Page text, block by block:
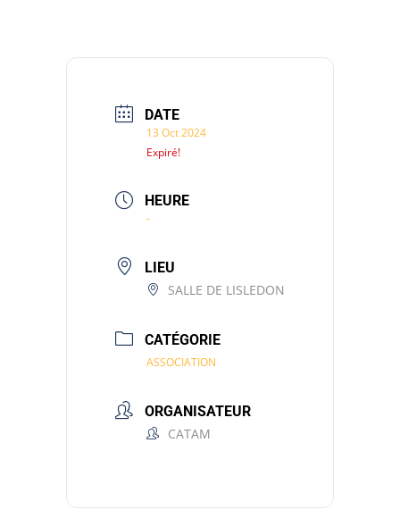
DATE
13 Oct 2024
Expiré!
HEURE
-
LIEU
SALLE DE LISLEDON
CATÉGORIE
ASSOCIATION
ORGANISATEUR
CATAM